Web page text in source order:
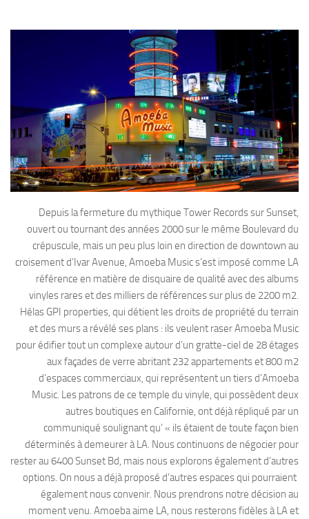
Depuis la fermeture du mythique Tower Records sur Sunset,
ouvert ou tournant des années 2000 sur le même Boulevard du
crépuscule, mais un peu plus loin en direction de downtown au
croisement d’Ivar Avenue, Amoeba Music s’est imposé comme LA
référence en matière de disquaire de qualité avec des albums
vinyles rares et des milliers de références sur plus de 2200 m2.
Hélas GPI properties, qui détient les droits de propriété du terrain
et des murs a révélé ses plans : ils veulent raser Amoeba Music
pour édifier tout un complexe autour d’un gratte-ciel de 28 étages
aux façades de verre abritant 232 appartements et 800 m2
d’espaces commerciaux, qui représentent un tiers d’Amoeba
Music. Les patrons de ce temple du vinyle, qui possèdent deux
autres boutiques en Californie, ont déjà répliqué par un
communiqué soulignant qu’ « ils étaient de toute façon bien
déterminés à demeurer à LA. Nous continuons de négocier pour
rester au 6400 Sunset Bd, mais nous explorons également d’autres
options. On nous a déjà proposé d’autres espaces qui pourraient
également nous convenir. Nous prendrons notre décision au
moment venu. Amoeba aime LA, nous resterons fidèles à LA et